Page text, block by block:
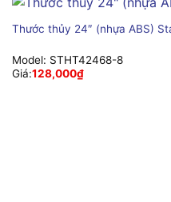
Thước thủy 24″ (nhựa ABS)
Model: STHT42468-8
Giá:128,000₫